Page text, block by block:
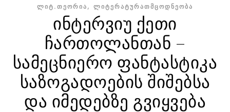
ᲚᲘᲢ.ᲗᲔᲝᲠᲘᲐ, ᲚᲘᲢᲔᲠᲐᲢᲣᲠᲐᲗᲛᲪᲝᲓᲜᲔᲝᲑᲐ
ინტერვიუ ქეთი
ჩართოლანთან –
სამეცნიერო ფანტასტიკა
საზოგადოების შიშებსა
და იმედებზე გვიყვება